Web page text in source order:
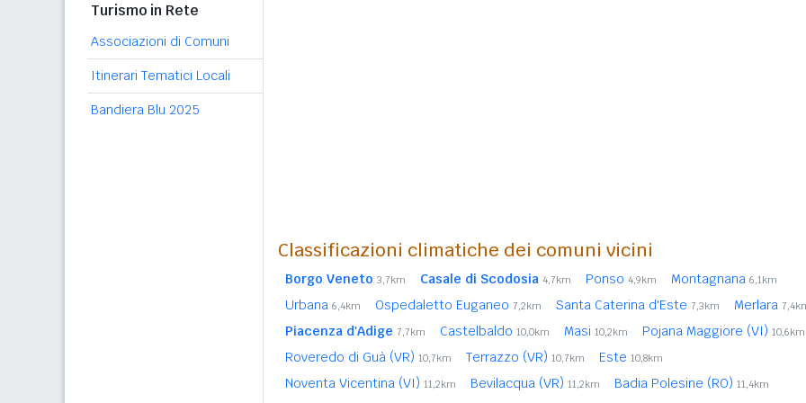
Turismo in Rete
Associazioni di Comuni
Itinerari Tematici Locali
Bandiera Blu 2025
Classificazioni climatiche dei comuni vicini
Borgo Veneto 3,7km Casale di Scodosia 4,7km Ponso 4,9km Montagnana 6,1km
Urbana 6,4km Ospedaletto Euganeo 7,2km Santa Caterina d'Este 7,3km Merlara
Piacenza d'Adige 7,7km Castelbaldo 10,0km Masi 10,2km Pojana Maggiore (VI) 10,6km
Roveredo di Guà (VR) 10,7km Terrazzo (VR) 10,7km Este 10,8km
Noventa Vicentina (VI) 11,2km Bevilacqua (VR) 11,2km Badia Polesine (RO) 11,4km